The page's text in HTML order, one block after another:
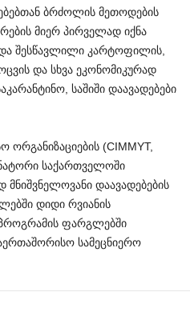
ბრძოლის მეთოდების
მიერ პირველად იქნა
შესწავლილი კარტოფილის,
და სხვა ეკონომიკურად
საშიში დაავადებები
ორგანიზაციების (CIMMYT,
საქართველოში
დაავადებების
დიდი რვიანის
ფარგლებში
სამეცნიერო